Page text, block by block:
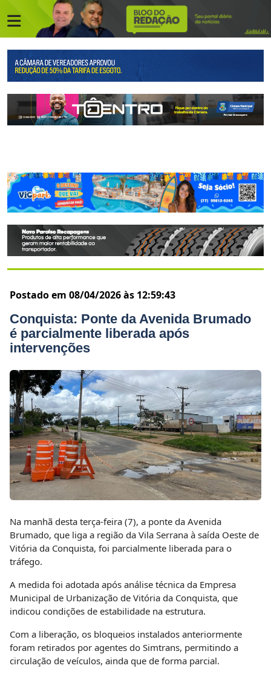
Postado em 08/04/2026 às 12:59:43
Conquista: Ponte da Avenida Brumado
é parcialmente liberada após
intervenções
Na manhã desta terça-feira (7), a ponte da Avenida
Brumado, que liga a região da Vila Serrana à saída Oeste de
Vitória da Conquista, foi parcialmente liberada para o
tráfego.
A medida foi adotada após análise técnica da Empresa
Municipal de Urbanização de Vitória da Conquista, que
indicou condições de estabilidade na estrutura.
Com a liberação, os bloqueios instalados anteriormente
foram retirados por agentes do Simtrans, permitindo a
circulação de veículos, ainda que de forma parcial.